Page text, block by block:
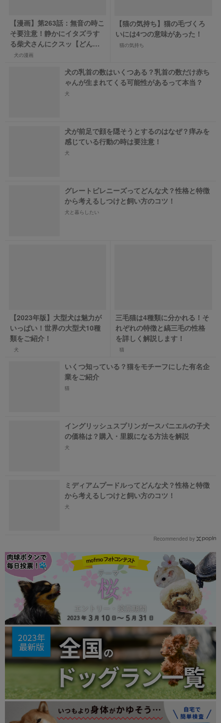
【漫画】第263話：無音の時こ
そ要注意！静かにイタズラす
る柴犬さんにクスッ【どんぐ
りちゃん】
犬の漫画
【猫の気持ち】猫の毛づくろ
いには4つの意味があった！
猫の気持ち
犬の乳首の数はいくつある？乳首の数だけ赤ち
ゃんが生まれてくる可能性があるって本当？
犬
犬が前足で顔を隠そうとするのはなぜ？痒みを
感じている行動の時は要注意！
犬
グレートピレニーズってどんな犬？性格と特徴
から考えるしつけと飼い方のコツ！
犬と暮らしたい
【2023年版】大型犬は魅力が
いっぱい！世界の大型犬10種
類をご紹介！
犬
三毛猫は4種類に分かれる！そ
れぞれの特徴と縞三毛の性格
を詳しく解説します！
猫
いくつ知っている？猫をモチーフにした有名企
業をご紹介
猫
イングリッシュスプリンガースパニエルの子犬
の価格は？購入・里親になる方法を解説
犬
ミディアムプードルってどんな犬？性格と特徴
から考えるしつけと飼い方のコツ！
犬
Recommended by